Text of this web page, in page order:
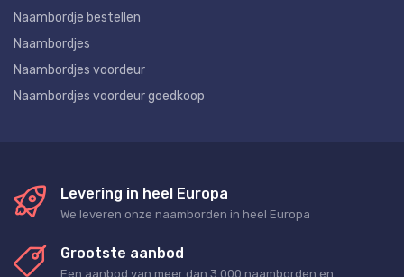
Naambordje bestellen
Naambordjes
Naambordjes voordeur
Naambordjes voordeur goedkoop
Levering in heel Europa
We leveren onze naamborden in heel Europa
Grootste aanbod
Een aanbod van meer dan 3.000 naamborden en